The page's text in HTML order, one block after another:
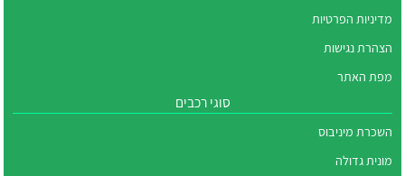
מדיניות הפרטיות
הצהרת נגישות
מפת האתר
סוגי רכבים
השכרת מיניבוס
מונית גדולה